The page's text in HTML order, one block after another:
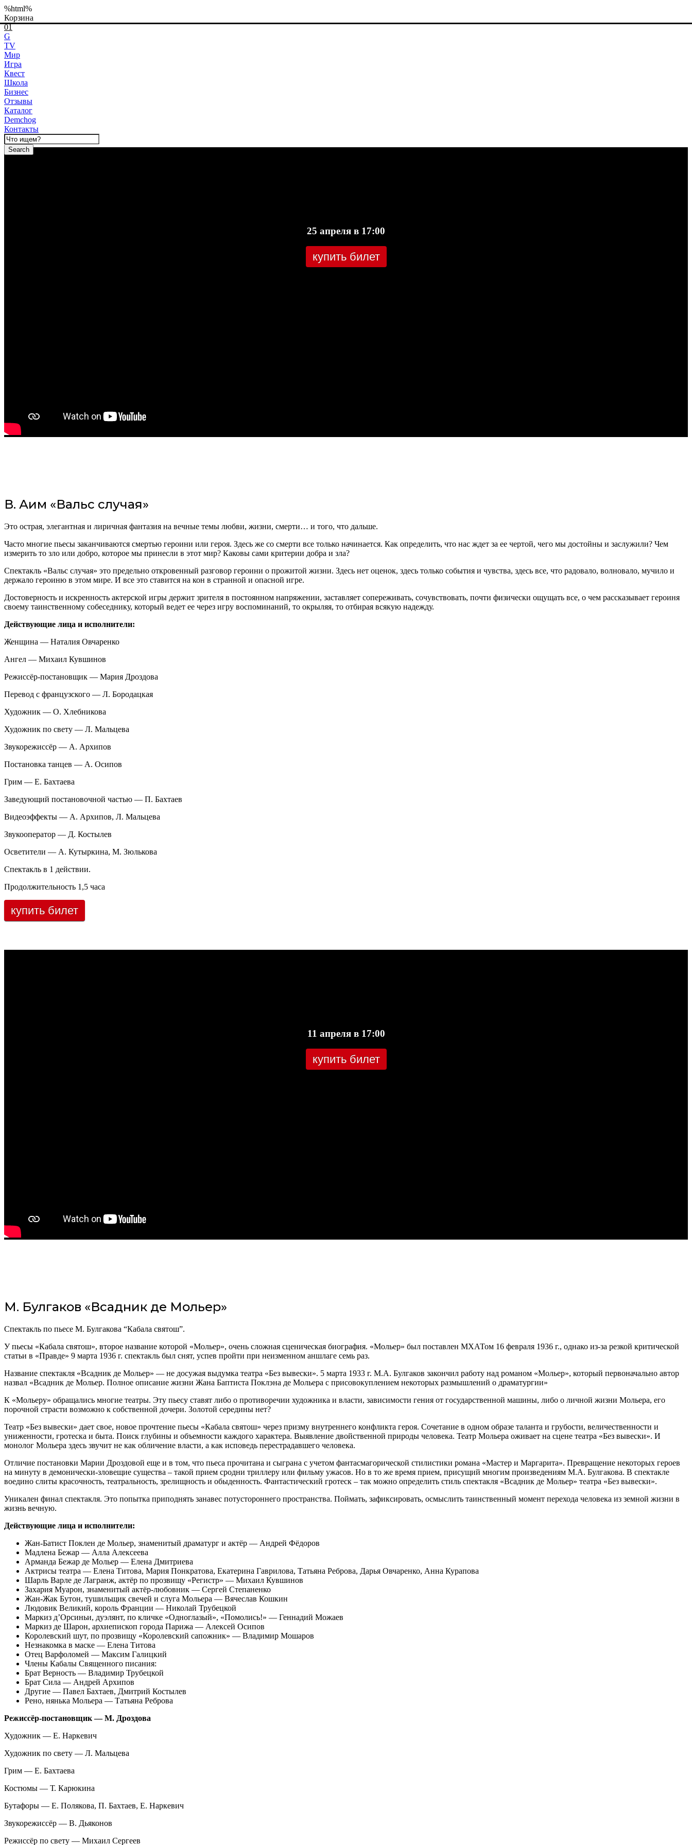
%html%
Корзина
01
G
TV
Мир
Игра
Квест
Школа
Бизнес
Отзывы
Каталог
Demchog
Контакты
Search
25 апреля в 17:00
купить билет
В. Аим «Вальс случая»
Это острая, элегантная и лиричная фантазия на вечные темы любви, жизни, смерти… и того, что дальше.
Часто многие пьесы заканчиваются смертью героини или героя. Здесь же со смерти все только начинается. Как определить, что нас ждет за ее чертой, чего мы достойны и заслужили? Чем
измерить то зло или добро, которое мы принесли в этот мир? Каковы сами критерии добра и зла?
Спектакль «Вальс случая» это предельно откровенный разговор героини о прожитой жизни. Здесь нет оценок, здесь только события и чувства, здесь все, что радовало, волновало, мучило и
держало героиню в этом мире. И все это ставится на кон в странной и опасной игре.
Достоверность и искренность актерской игры держит зрителя в постоянном напряжении, заставляет сопереживать, сочувствовать, почти физически ощущать все, о чем рассказывает героиня
своему таинственному собеседнику, который ведет ее через игру воспоминаний, то окрыляя, то отбирая всякую надежду.
Действующие лица и исполнители:
Женщина — Наталия Овчаренко
Ангел — Михаил Кувшинов
Режиссёр-постановщик — Мария Дроздова
Перевод с французского — Л. Бородацкая
Художник — О. Хлебникова
Художник по свету — Л. Мальцева
Звукорежиссёр — А. Архипов
Постановка танцев — А. Осипов
Грим — Е. Бахтаева
Заведующий постановочной частью — П. Бахтаев
Видеоэффекты — А. Архипов, Л. Мальцева
Звукооператор — Д. Костылев
Осветители — А. Кутыркина, М. Зюлькова
Спектакль в 1 действии.
Продолжительность 1,5 часа
купить билет
11 апреля в 17:00
купить билет
М. Булгаков «Всадник де Мольер»
Спектакль по пьесе М. Булгакова “Кабала святош”.
У пьесы «Кабала святош», второе название которой «Мольер», очень сложная сценическая биография. «Мольер» был поставлен МХАТом 16 февраля 1936 г., однако из-за резкой критической
статьи в «Правде» 9 марта 1936 г. спектакль был снят, успев пройти при неизменном аншлаге семь раз.
Название спектакля «Всадник де Мольер» — не досужая выдумка театра «Без вывески». 5 марта 1933 г. М.А. Булгаков закончил работу над романом «Мольер», который первоначально автор
назвал «Всадник де Мольер. Полное описание жизни Жана Баптиста Поклэна де Мольера с присовокуплением некоторых размышлений о драматургии»
К «Мольеру» обращались многие театры. Эту пьесу ставят либо о противоречии художника и власти, зависимости гения от государственной машины, либо о личной жизни Мольера, его
порочной страсти возможно к собственной дочери. Золотой середины нет?
Театр «Без вывески» дает свое, новое прочтение пьесы «Кабала святош» через призму внутреннего конфликта героя. Сочетание в одном образе таланта и грубости, величественности и
униженности, гротеска и быта. Поиск глубины и объемности каждого характера. Выявление двойственной природы человека. Театр Мольера оживает на сцене театра «Без вывески». И
монолог Мольера здесь звучит не как обличение власти, а как исповедь перестрадавшего человека.
Отличие постановки Марии Дроздовой еще и в том, что пьеса прочитана и сыграна с учетом фантасмагорической стилистики романа «Мастер и Маргарита». Превращение некоторых героев
на минуту в демонически-зловещие существа – такой прием сродни триллеру или фильму ужасов. Но в то же время прием, присущий многим произведениям М.А. Булгакова. В спектакле
воедино слиты красочность, театральность, зрелищность и обыденность. Фантастический гротеск – так можно определить стиль спектакля «Всадник де Мольер» театра «Без вывески».
Уникален финал спектакля. Это попытка приподнять занавес потустороннего пространства. Поймать, зафиксировать, осмыслить таинственный момент перехода человека из земной жизни в
жизнь вечную.
Действующие лица и исполнители:
Жан-Батист Поклен де Мольер, знаменитый драматург и актёр — Андрей Фёдоров
Мадлена Бежар — Алла Алексеева
Арманда Бежар де Мольер — Елена Дмитриева
Актрисы театра — Елена Титова, Мария Понкратова, Екатерина Гаврилова, Татьяна Реброва, Дарья Овчаренко, Анна Курапова
Шарль Варле де Лагранж, актёр по прозвищу «Регистр» — Михаил Кувшинов
Захария Муарон, знаменитый актёр-любовник — Сергей Степаненко
Жан-Жак Бутон, тушильщик свечей и слуга Мольера — Вячеслав Кошкин
Людовик Великий, король Франции — Николай Трубецкой
Маркиз д’Орсиньи, дуэлянт, по кличке «Одноглазый», «Помолись!» — Геннадий Можаев
Маркиз де Шарон, архиепископ города Парижа — Алексей Осипов
Королевский шут, по прозвищу «Королевский сапожник» — Владимир Мошаров
Незнакомка в маске — Елена Титова
Отец Варфоломей — Максим Галицкий
Члены Кабалы Священного писания:
Брат Верность — Владимир Трубецкой
Брат Сила — Андрей Архипов
Другие — Павел Бахтаев, Дмитрий Костылев
Рено, нянька Мольера — Татьяна Реброва
Режиссёр-постановщик — М. Дроздова
Художник — Е. Наркевич
Художник по свету — Л. Мальцева
Грим — Е. Бахтаева
Костюмы — Т. Карюкина
Бутафоры — Е. Полякова, П. Бахтаев, Е. Наркевич
Звукорежиссёр — В. Дьяконов
Режиссёр по свету — Михаил Сергеев